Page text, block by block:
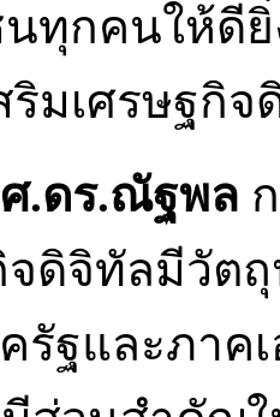
ทุกคนให้ดี
ริมเศรษฐกิจ
.ดร.ณัฐพล
จดิจิทัลมีวั
รัฐและภาค